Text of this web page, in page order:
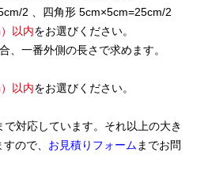
2 、四角形 5cm×5cm=25cm/2
以内をお選びください。
、一番外側の長さで求めます。
以内をお選びください。
で対応しています。それ以上の大き
ので、 お見積りフォーム までお問